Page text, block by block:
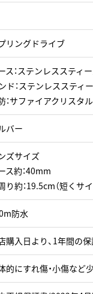
リングドライブ
ス：ステンレススティ
ド：ステンレススティ
：サファイアクリスタ
バー
ズサイズ
ス約：40mm
り約：19.5cm（短くサ
防水
購入日より、1年間の
的にすれ傷・小傷など